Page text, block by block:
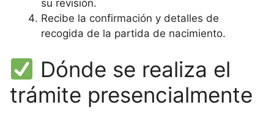
su revisión.
Recibe la confirmación y detalles de
recogida de la partida de nacimiento.
Dónde se realiza el
trámite presencialmente